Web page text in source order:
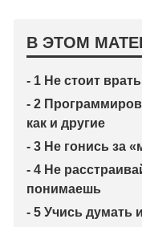
В ЭТОМ
- 1 Не стоит
- 2
как и другие
- 3 Не гонись за
- 4 Не
понимаешь
- 5 Учись думать